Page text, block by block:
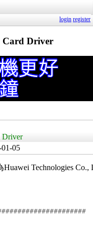
login register
Card Driver
Driver
05
Technologies Co.,